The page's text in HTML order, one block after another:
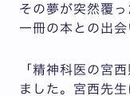
その夢が突然覆
一冊の本との出会
「精神科医の宮
ました。宮西先